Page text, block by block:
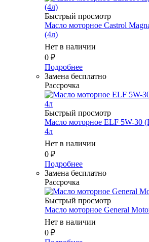
Быстрый просмотр
Масло мотоpное Castrol
(4л)
Нет в наличии
0 ₽
Подробнее
Замена бесплатно
Рассрочка
Быстрый просмотр
Масло мотоpное ELF 5W-30
4л
Нет в наличии
0 ₽
Подробнее
Замена бесплатно
Рассрочка
Быстрый просмотр
Масло мотоpное General
Нет в наличии
0 ₽